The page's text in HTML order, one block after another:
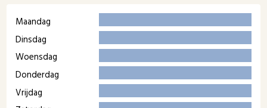
Maandag
Dinsdag
Woensdag
Donderdag
Vrijdag